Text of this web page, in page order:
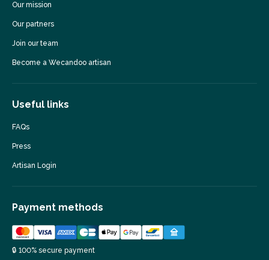
Our mission
Our partners
Join our team
Become a Wecandoo artisan
Useful links
FAQs
Press
Artisan Login
Payment methods
🔒 100% secure payment